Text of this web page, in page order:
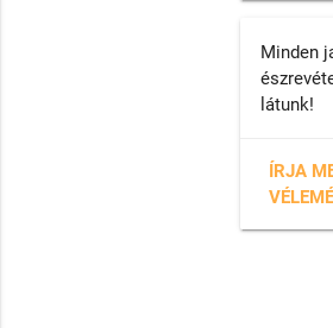
Minden
látunk!
ÍRJA